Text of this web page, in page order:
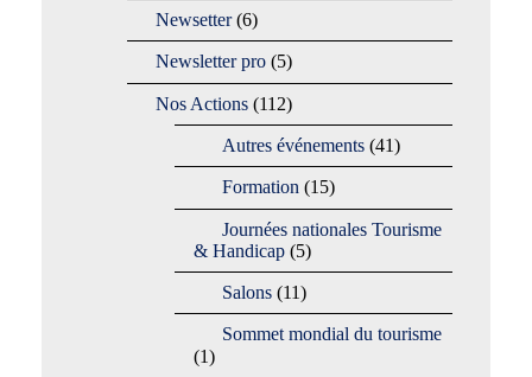
Newsetter(6)
Newsletter pro(5)
Nos Actions(112)
Autres événements(41)
Formation(15)
Journées nationales Tourisme
& Handicap(5)
Salons(11)
Sommet mondial du tourisme
(1)